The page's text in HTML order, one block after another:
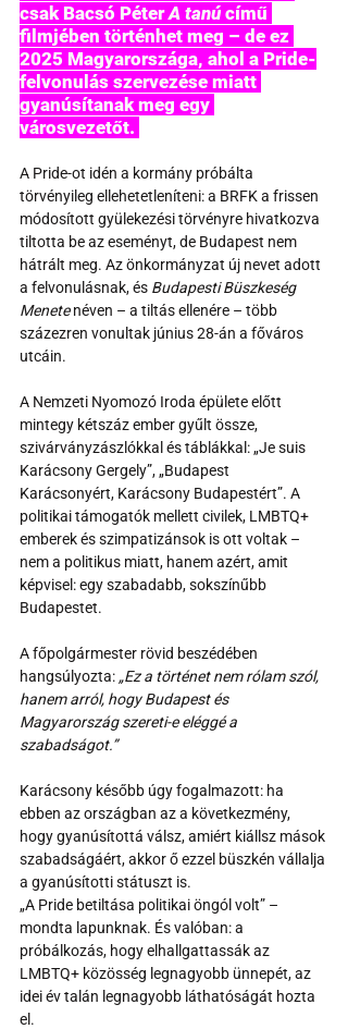
csak Bacsó Péter A tanú című
filmjében történhet meg – de ez
2025 Magyarországa, ahol a Pride-
felvonulás szervezése miatt
gyanúsítanak meg egy
városvezetőt.
A Pride-ot idén a kormány próbálta
törvényileg ellehetetleníteni: a BRFK a frissen
módosított gyülekezési törvényre hivatkozva
tiltotta be az eseményt, de Budapest nem
hátrált meg. Az önkormányzat új nevet adott
a felvonulásnak, és Budapesti Büszkeség
Menete néven – a tiltás ellenére – több
százezren vonultak június 28-án a főváros
utcáin.
A Nemzeti Nyomozó Iroda épülete előtt
mintegy kétszáz ember gyűlt össze,
szivárványzászlókkal és táblákkal: „Je suis
Karácsony Gergely”, „Budapest
Karácsonyért, Karácsony Budapestért”. A
politikai támogatók mellett civilek, LMBTQ+
emberek és szimpatizánsok is ott voltak –
nem a politikus miatt, hanem azért, amit
képvisel: egy szabadabb, sokszínűbb
Budapestet.
A főpolgármester rövid beszédében
hangsúlyozta: „Ez a történet nem rólam szól,
hanem arról, hogy Budapest és
Magyarország szereti-e eléggé a
szabadságot.”
Karácsony később úgy fogalmazott: ha
ebben az országban az a következmény,
hogy gyanúsítottá válsz, amiért kiállsz mások
szabadságáért, akkor ő ezzel büszkén vállalja
a gyanúsítotti státuszt is.
„A Pride betiltása politikai öngól volt” –
mondta lapunknak. És valóban: a
próbálkozás, hogy elhallgattassák az
LMBTQ+ közösség legnagyobb ünnepét, az
idei év talán legnagyobb láthatóságát hozta
el.